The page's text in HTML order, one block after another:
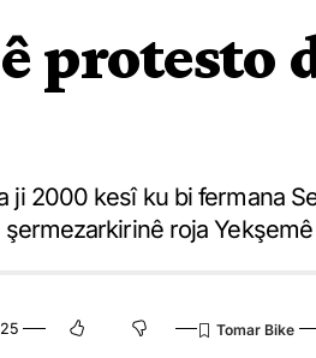
protesto
2000 kesî ku bi fermana
roja